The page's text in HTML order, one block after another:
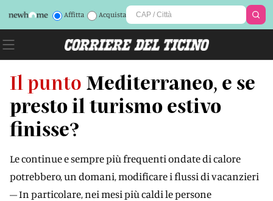
Affitta Acquista
Il punto Mediterraneo, e se
presto il turismo estivo
finisse?
Le continue e sempre più frequenti ondate di calore
potrebbero, un domani, modificare i flussi di vacanzieri
– In particolare, nei mesi più caldi le persone